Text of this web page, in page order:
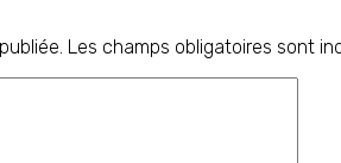
Les champs obligatoires sont